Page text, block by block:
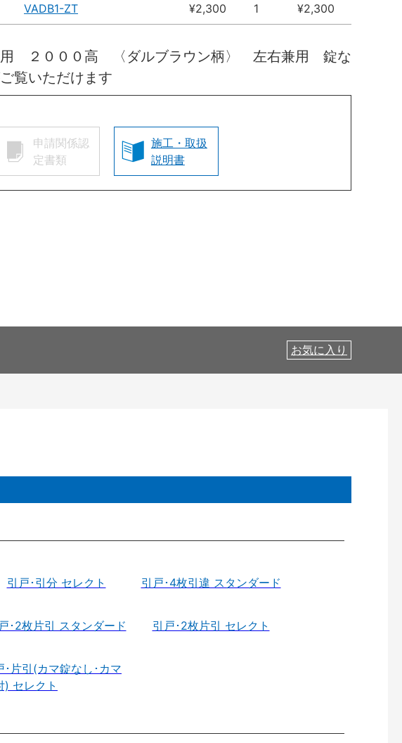
VADB1-ZT ¥2,300 1 ¥2,300
２０００高 〈ダルブラウン柄〉 左右兼用 錠な
覧いただけます
申請関係認
定書類
施工・取扱
説明書
お気に入り
引戸･引分 セレクト 引戸･4枚引違 スタンダード
･2枚片引 スタンダード 引戸･2枚片引 セレクト
･片引(カマ錠なし･カマ
) セレクト